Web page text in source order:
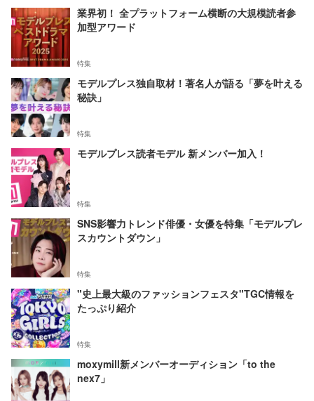
業界初！ 全プラットフォーム横断の大規模読者参
加型アワード
特集
モデルプレス独自取材！著名人が語る「夢を叶える
秘訣」
特集
モデルプレス読者モデル 新メンバー加入！
特集
SNS影響力トレンド俳優・女優を特集「モデルプレ
スカウントダウン」
特集
"史上最大級のファッションフェスタ"TGC情報を
たっぷり紹介
特集
moxymill新メンバーオーディション「to the
nex7」